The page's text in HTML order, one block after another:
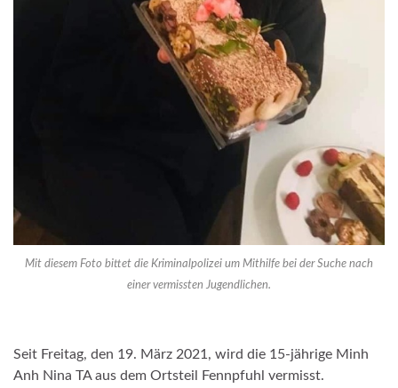
Mit diesem Foto bittet die Kriminalpolizei um Mithilfe bei der Suche nach
einer vermissten Jugendlichen.
Seit Freitag, den 19. März 2021, wird die 15-jährige Minh
Anh Nina TA aus dem Ortsteil Fennpfuhl vermisst.